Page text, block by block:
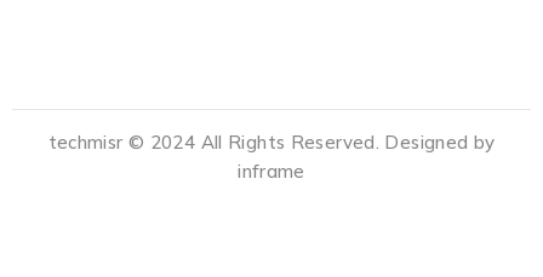
techmisr © 2024 All Rights Reserved. Designed by
inframe